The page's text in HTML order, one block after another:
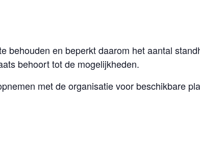
behouden en beperkt daarom het aantal
behoort tot de mogelijkheden.
met de organisatie voor beschikbare